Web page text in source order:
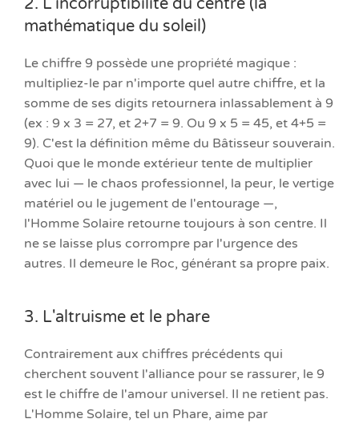
mathématique du soleil)
Le chiffre 9 possède une propriété magique :
multipliez-le par n'importe quel autre chiffre, et la
somme de ses digits retournera inlassablement à 9
(ex : 9 x 3 = 27, et 2+7 = 9. Ou 9 x 5 = 45, et 4+5 =
9). C'est la définition même du Bâtisseur souverain.
Quoi que le monde extérieur tente de multiplier
avec lui — le chaos professionnel, la peur, le vertige
matériel ou le jugement de l'entourage —,
l'Homme Solaire retourne toujours à son centre. Il
ne se laisse plus corrompre par l'urgence des
autres. Il demeure le Roc, générant sa propre paix.
3. L'altruisme et le phare
Contrairement aux chiffres précédents qui
cherchent souvent l'alliance pour se rassurer, le 9
est le chiffre de l'amour universel. Il ne retient pas.
L'Homme Solaire, tel un Phare, aime par